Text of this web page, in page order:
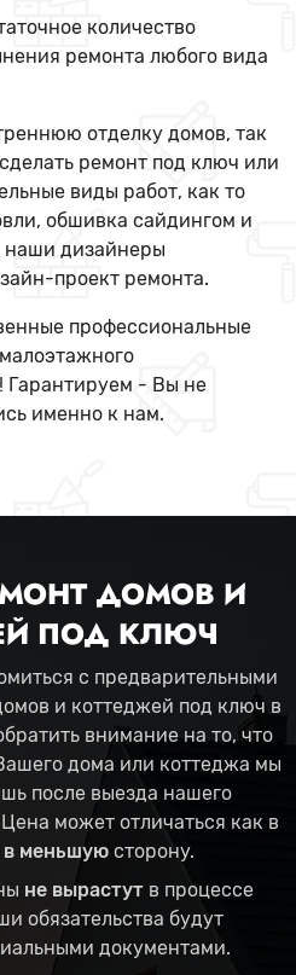
количество
ремонта любого вида
отделку домов, так
ремонт под ключ или
виды работ, как то
обшивка сайдингом и
наши дизайнеры
проект ремонта.
профессиональные
Гарантируем - Вы не
именно к нам.
ДОМОВ И
ПОД КЛЮЧ
с предварительными
и коттеджей под ключ в
внимание на то, что
дома или коттеджа мы
после выезда нашего
может отличаться как в
в меньшую сторону.
не вырастутв процессе
обязательства будут
документами.